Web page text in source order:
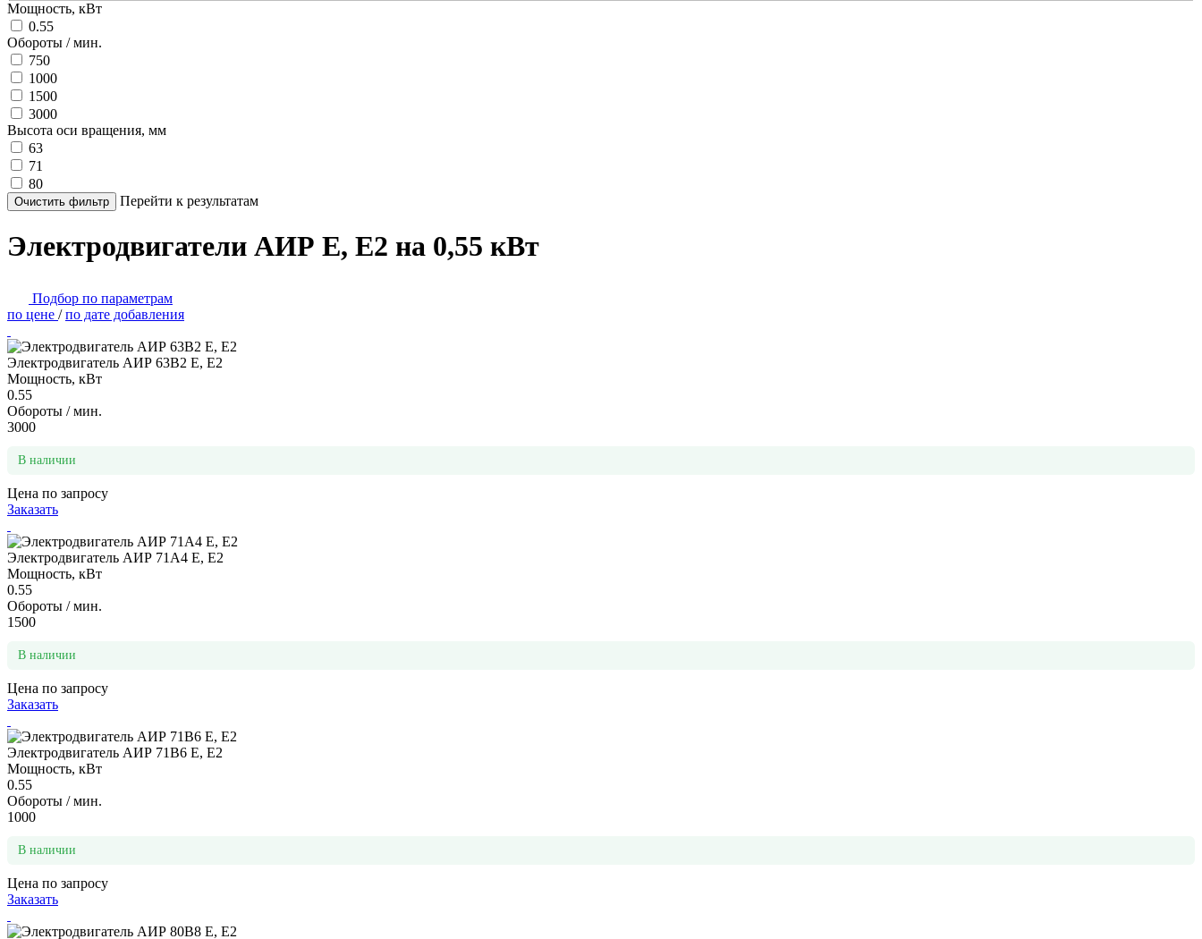
Мощность, кВт
0.55
Обороты / мин.
750
1000
1500
3000
Высота оси вращения, мм
63
71
80
Очистить фильтр Перейти к результатам
Электродвигатели АИР Е, Е2 на 0,55 кВт
Подбор по параметрам
по цене /по дате добавления
Электродвигатель АИР 63В2 Е, Е2
Мощность, кВт
0.55
Обороты / мин.
3000
В наличии
Цена по запросу
Заказать
Электродвигатель АИР 71А4 Е, Е2
Мощность, кВт
0.55
Обороты / мин.
1500
В наличии
Цена по запросу
Заказать
Электродвигатель АИР 71В6 Е, Е2
Мощность, кВт
0.55
Обороты / мин.
1000
В наличии
Цена по запросу
Заказать